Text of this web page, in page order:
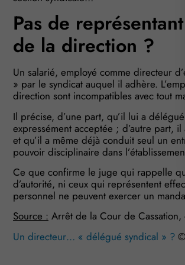
Pas de
de la direction ?
Un salarié, employé comme directeur
» par le syndicat auquel il adhère.
direction sont incompatibles avec tout
Il précise, d’une part, qu’il lui a
expressément acceptée ; d’autre part,
et qu’il a même déjà conduit seul un
pouvoir disciplinaire dans
Ce que confirme le juge qui rappelle
d’autorité, ni ceux qui représentent
personnel ne peuvent exercer un
Source : Arrêt de la Cour de
Un directeur… « délégué syndical » ?